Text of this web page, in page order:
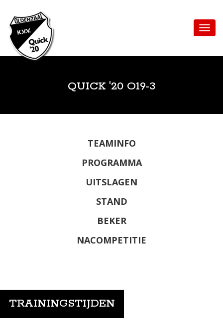
QUICK '20 O19-3
TEAMINFO
PROGRAMMA
UITSLAGEN
STAND
BEKER
NACOMPETITIE
TRAININGSTIJDEN